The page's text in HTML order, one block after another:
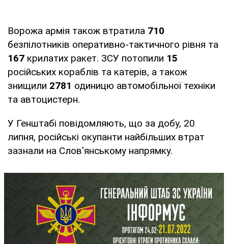
Ворожа армія також втратила 710
безпілотників оперативно-тактичного рівня та
167 крилатих ракет. ЗСУ потопили 15
російських кораблів та катерів, а також
знищили 2781 одиницю автомобільної техніки
та автоцистерн.
У Генштабі повідомляють, що за добу, 20
липня, російські окупанти найбільших втрат
зазнали на Слов'янському напрямку.